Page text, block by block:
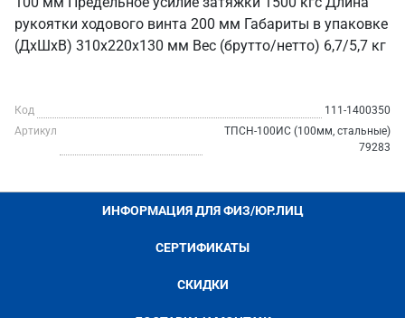
рукоятки ходового винта 200 мм Габариты в упаковке
(ДхШхВ) 310х220х130 мм Вес (брутто/нетто) 6,7/5,7 кг
Код
111-1400350
Артикул
ТПСН-100ИС (100мм, стальные)
79283
ИНФОРМАЦИЯ ДЛЯ ФИЗ/ЮР.ЛИЦ
СЕРТИФИКАТЫ
СКИДКИ